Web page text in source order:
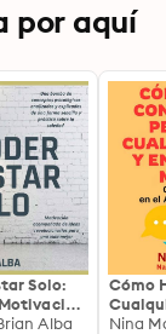
por aquí
Solo:
Ideas
Alba
Cómo
Nina